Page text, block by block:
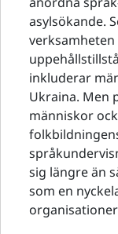
asylsökande.
inkluderar
Ukraina. Men
människor
sig längre än
som en